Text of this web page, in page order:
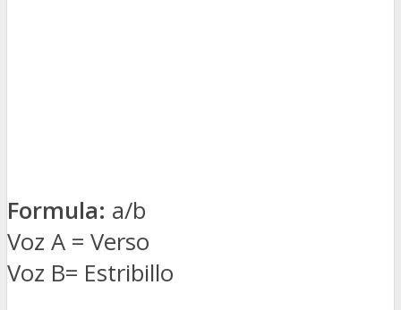
Formula: a/b
Voz A = Verso
Voz B= Estribillo